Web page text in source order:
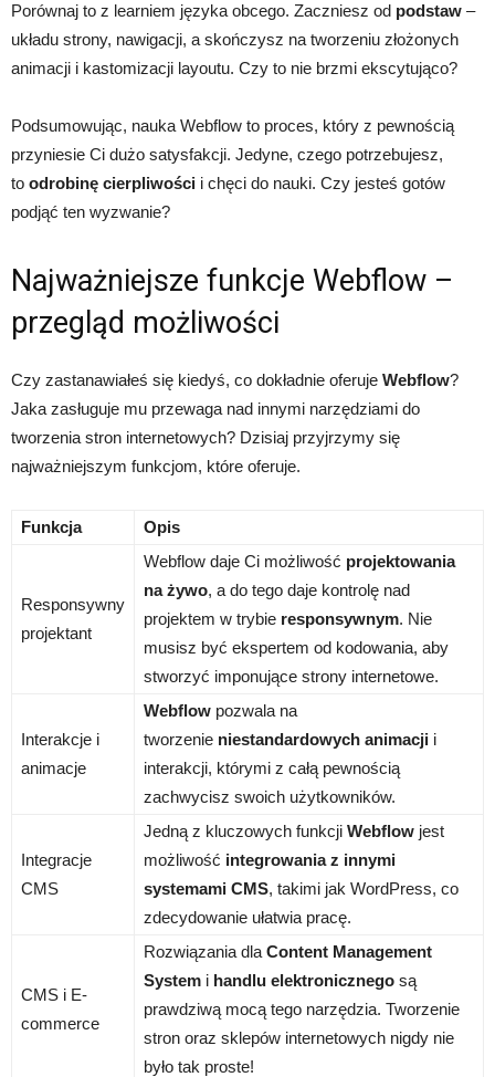
Porównaj to z learniem języka obcego. Zaczniesz od podstaw –
układu strony, nawigacji, a skończysz na tworzeniu złożonych
animacji i kastomizacji layoutu. Czy to nie brzmi ekscytująco?
Podsumowując, nauka Webflow to proces, który z pewnością
przyniesie Ci dużo satysfakcji. Jedyne, czego potrzebujesz,
to odrobinę cierpliwości i chęci do nauki. Czy jesteś gotów
podjąć ten wyzwanie?
Najważniejsze funkcje Webflow –
przegląd możliwości
Czy zastanawiałeś się kiedyś, co dokładnie oferuje Webflow?
Jaka zasługuje mu przewaga nad innymi narzędziami do
tworzenia stron internetowych? Dzisiaj przyjrzymy się
najważniejszym funkcjom, które oferuje.
Funkcja Opis
Responsywny
projektant
Webflow daje Ci możliwość projektowania
na żywo, a do tego daje kontrolę nad
projektem w trybie responsywnym. Nie
musisz być ekspertem od kodowania, aby
stworzyć imponujące strony internetowe.
Interakcje i
animacje
Webflow pozwala na
tworzenie niestandardowych animacji i
interakcji, którymi z całą pewnością
zachwycisz swoich użytkowników.
Integracje
CMS
Jedną z kluczowych funkcji Webflow jest
możliwość integrowania z innymi
systemami CMS, takimi jak WordPress, co
zdecydowanie ułatwia pracę.
CMS i E-
commerce
Rozwiązania dla Content Management
System i handlu elektronicznego są
prawdziwą mocą tego narzędzia. Tworzenie
stron oraz sklepów internetowych nigdy nie
było tak proste!